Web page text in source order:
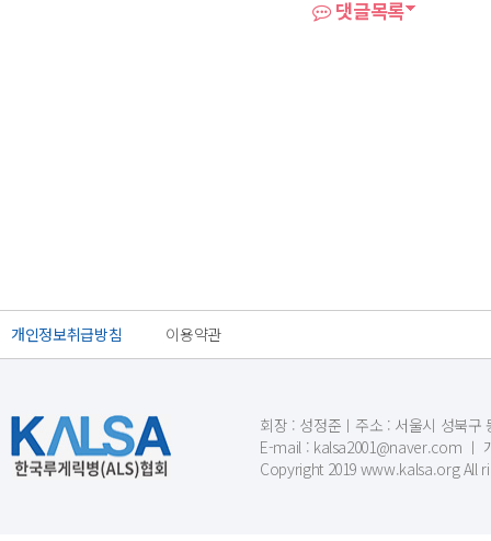
댓글목록
개인정보취급방침 이용약관
회장 : 성정준ㅣ주소 : 서울시 성북구
E-mail : kalsa2001@naver.com ㅣ
Copyright 2019 www.kalsa.org All